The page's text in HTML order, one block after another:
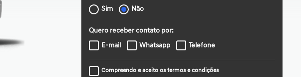
Sim
Não
Quero receber contato por:
E-mail
Whatsapp Telefone
Compreendo e aceito os termos e condições